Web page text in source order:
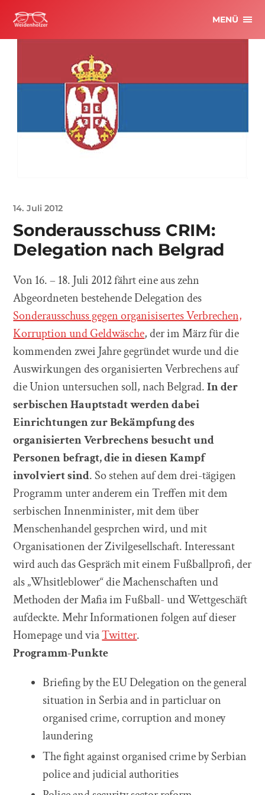
MENÜ
14. Juli 2012
Sonderausschuss CRIM:
Delegation nach Belgrad
Von 16. – 18. Juli 2012 fährt eine aus zehn
Abgeordneten bestehende Delegation des
Sonderausschuss gegen organisisertes Verbrechen,
Korruption und Geldwäsche, der im März für die
kommenden zwei Jahre gegründet wurde und die
Auswirkungen des organisierten Verbrechens auf
die Union untersuchen soll, nach Belgrad.In der
serbischen Hauptstadt werden dabei
Einrichtungen zur Bekämpfung des
organisierten Verbrechens besucht und
Personen befragt, die in diesen Kampf
involviert sind. So stehen auf dem drei-tägigen
Programm unter anderem ein Treffen mit dem
serbischen Innenminister, mit dem über
Menschenhandel gesprchen wird, und mit
Organisationen der Zivilgesellschaft. Interessant
wird auch das Gespräch mit einem Fußballprofi, der
als „Whsitleblower“ die Machenschaften und
Methoden der Mafia im Fußball- und Wettgeschäft
aufdeckte. Mehr Informationen folgen auf dieser
Homepage und viaTwitter.
Programm-Punkte
Briefing by the EU Delegation on the general
situation in Serbia and in particluar on
organised crime, corruption and money
laundering
The fight against organised crime by Serbian
police and judicial authorities